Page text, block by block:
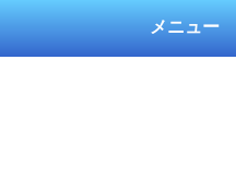
メニュー